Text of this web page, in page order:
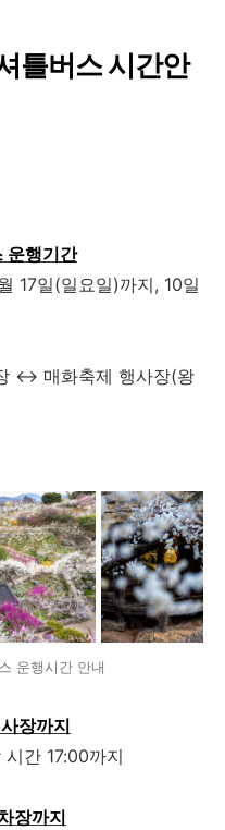
틀버스 시간안
운행기간
17일(일요일)까지, 10일
↔ 매화축제 행사장(왕
운행시간 안내
장까지
간 17:00까지
장까지